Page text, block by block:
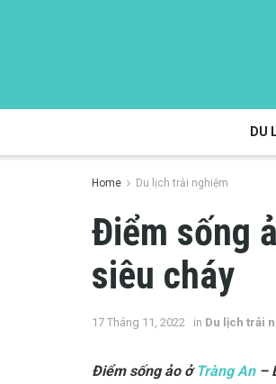
DU
Home Du lịch trải nghiệm
Điểm sống
siêu cháy
17 Tháng 11, 2022 in Du lịch trải
Điểm sống ảo ở Tràng An–